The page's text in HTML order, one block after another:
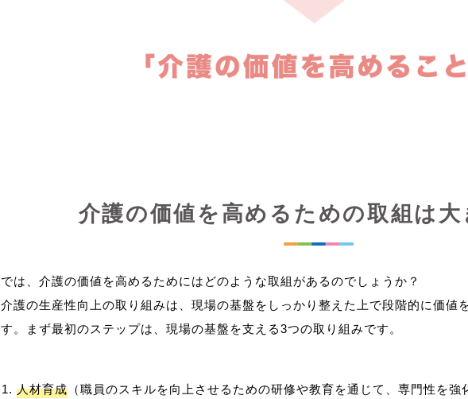
介護の価値を高めるための取組は大
では、介護の価値を高めるためにはどのような取組があるのでしょうか？
介護の生産性向上の取り組みは、現場の基盤をしっかり整えた上で段階的に価値
人材育成 （職員のスキルを向上させるための研修や教育を通じて、専門性を強